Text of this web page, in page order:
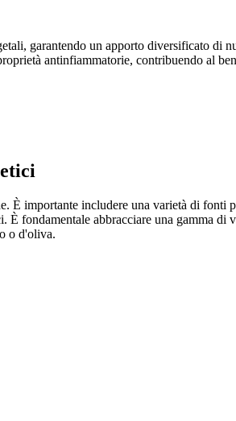
garantendo un apporto diversificato di
antinfiammatorie, contribuendo al
È importante includere una varietà di
fondamentale abbracciare una gamma
o d'oliva.